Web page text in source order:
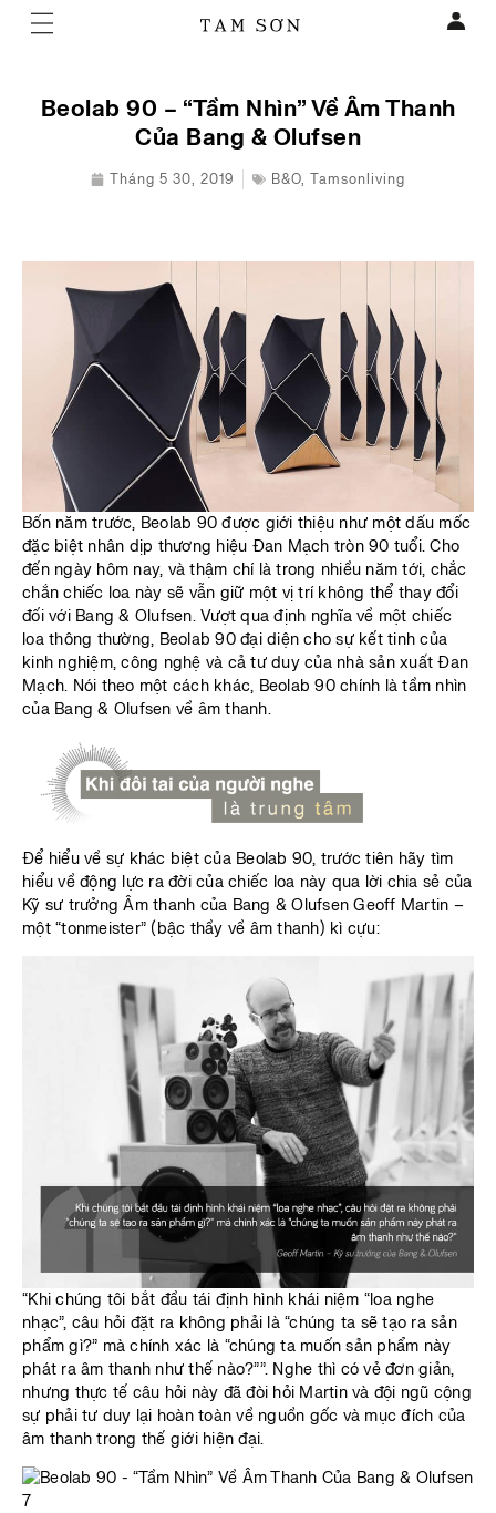
Beolab 90 – “Tầm Nhìn” Về Âm Thanh
Của Bang & Olufsen
Tháng 5 30, 2019 B&O, Tamsonliving
Bốn năm trước, Beolab 90 được giới thiệu như một dấu mốc
đặc biệt nhân dịp thương hiệu Đan Mạch tròn 90 tuổi. Cho
đến ngày hôm nay, và thậm chí là trong nhiều năm tới, chắc
chắn chiếc loa này sẽ vẫn giữ một vị trí không thể thay đổi
đối với Bang & Olufsen. Vượt qua định nghĩa về một chiếc
loa thông thường, Beolab 90 đại diện cho sự kết tinh của
kinh nghiệm, công nghệ và cả tư duy của nhà sản xuất Đan
Mạch. Nói theo một cách khác, Beolab 90 chính là tầm nhìn
của Bang & Olufsen về âm thanh.
Để hiểu về sự khác biệt của Beolab 90, trước tiên hãy tìm
hiểu về động lực ra đời của chiếc loa này qua lời chia sẻ của
Kỹ sư trưởng Âm thanh của Bang & Olufsen Geoff Martin –
một “tonmeister” (bậc thầy về âm thanh) kì cựu:
“Khi chúng tôi bắt đầu tái định hình khái niệm “loa nghe
nhạc”, câu hỏi đặt ra không phải là “chúng ta sẽ tạo ra sản
phẩm gì?” mà chính xác là “chúng ta muốn sản phẩm này
phát ra âm thanh như thế nào?””. Nghe thì có vẻ đơn giản,
nhưng thực tế câu hỏi này đã đòi hỏi Martin và đội ngũ cộng
sự phải tư duy lại hoàn toàn về nguồn gốc và mục đích của
âm thanh trong thế giới hiện đại.